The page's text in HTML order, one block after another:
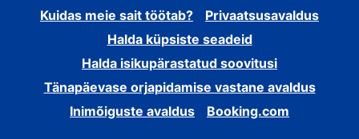
Kuidas meie sait töötab?
Privaatsusavaldus
Halda küpsiste seadeid
Halda isikupärastatud soovitusi
Tänapäevase orjapidamise vastane avaldus
Inimõiguste avaldus
Booking.com